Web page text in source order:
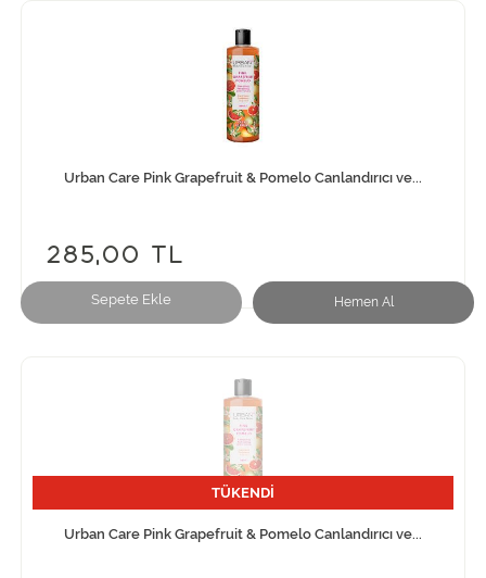
Sepete Ekle Hemen Al
Urban Care Pink Grapefruit & Pomelo Canlandırıcı ve...
285,00 TL
TÜKENDİ
Urban Care Pink Grapefruit & Pomelo Canlandırıcı ve...